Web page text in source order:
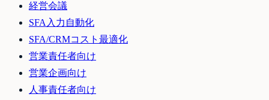
経営会議
SFA入力自動化
SFA/CRMコスト最適化
営業責任者向け
営業企画向け
人事責任者向け